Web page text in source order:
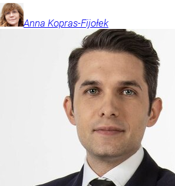
Anna Kopras-Fijołek